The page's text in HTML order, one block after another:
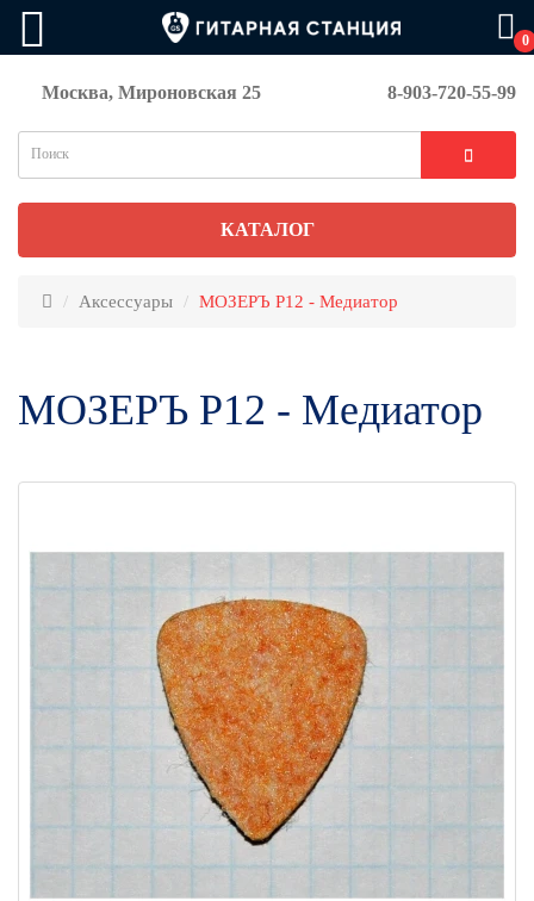
0
Москва, Мироновская 25 8-903-720-55-99
КАТАЛОГ
Аксессуары МОЗЕРЪ P12 - Медиатор
МОЗЕРЪ P12 - Медиатор